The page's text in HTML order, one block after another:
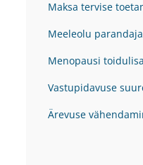
Maksa tervise
Meeleolu
Menopausi
Vastupidavuse
Ärevuse